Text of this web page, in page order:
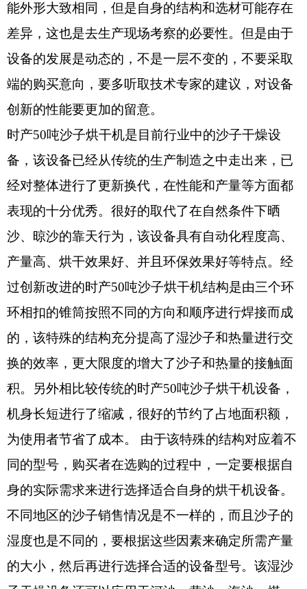
能外形大致相同，但是自身的结构和选材可能存在
差异，这也是去生产现场考察的必要性。但是由于
设备的发展是动态的，不是一层不变的，不要采取
端的购买意向，要多听取技术专家的建议，对设备
创新的性能要更加的留意。
时产50吨沙子烘干机是目前行业中的沙子干燥设
备，该设备已经从传统的生产制造之中走出来，已
经对整体进行了更新换代，在性能和产量等方面都
表现的十分优秀。很好的取代了在自然条件下晒
沙、晾沙的靠天行为，该设备具有自动化程度高、
产量高、烘干效果好、并且环保效果好等特点。经
过创新改进的时产50吨沙子烘干机结构是由三个环
环相扣的锥筒按照不同的方向和顺序进行焊接而成
的，该特殊的结构充分提高了湿沙子和热量进行交
换的效率，更大限度的增大了沙子和热量的接触面
积。另外相比较传统的时产50吨沙子烘干机设备，
机身长短进行了缩减，很好的节约了占地面积额，
为使用者节省了成本。 由于该特殊的结构对应着不
同的型号，购买者在选购的过程中，一定要根据自
身的实际需求来进行选择适合自身的烘干机设备。
不同地区的沙子销售情况是不一样的，而且沙子的
湿度也是不同的，要根据这些因素来确定所需产量
的大小，然后再进行选择合适的设备型号。该湿沙